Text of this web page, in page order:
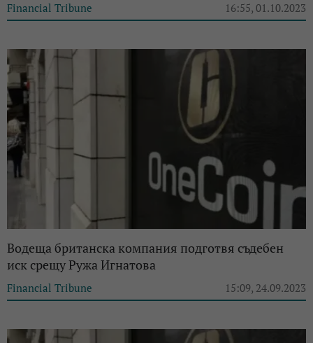
Financial Tribune 16:55, 01.10.2023
Водеща британска компания подготвя съдебен
иск срещу Ружа Игнатова
Financial Tribune 15:09, 24.09.2023